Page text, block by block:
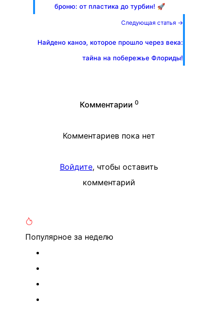
броню: от пластика до турбин! 🚀
Следующая статья →
Найдено каноэ, которое прошло через века:
тайна на побережье Флориды!
Комментарии 0
Комментариев пока нет
Войдите, чтобы оставить
комментарий
Популярное за неделю